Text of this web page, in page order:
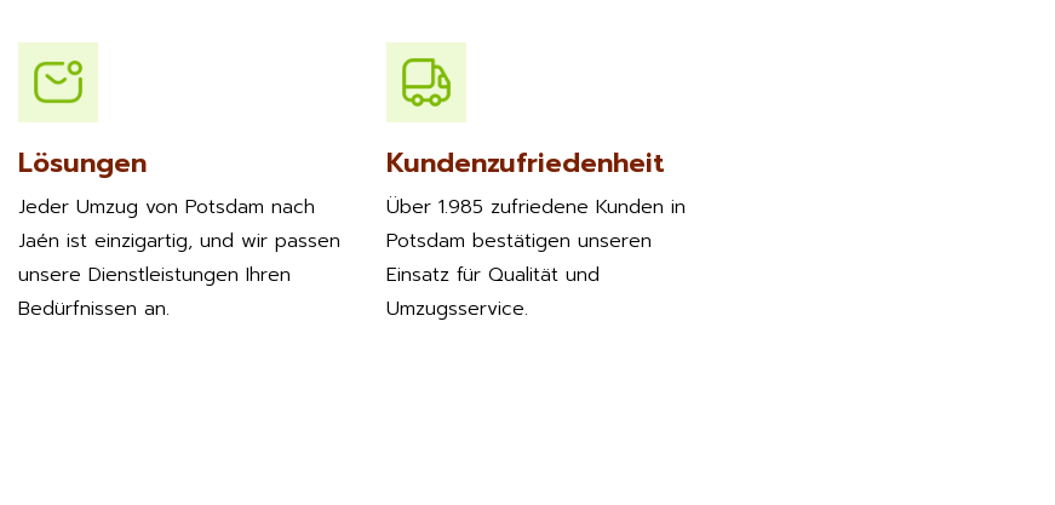
Lösungen
Jeder Umzug von Potsdam nach
Jaén ist einzigartig, und wir passen
unsere Dienstleistungen Ihren
Bedürfnissen an.
Kundenzufriedenheit
Über 1.985 zufriedene Kunden in
Potsdam bestätigen unseren
Einsatz für Qualität und
Umzugsservice.